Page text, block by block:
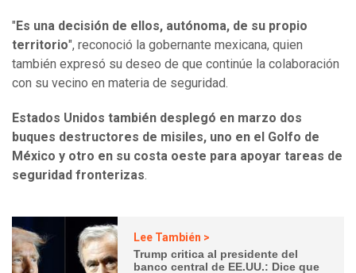
" Es una decisión de ellos, autónoma, de su propio
territorio", reconoció la gobernante mexicana, quien
también expresó su deseo de que continúe la colaboración
con su vecino en materia de seguridad.
Estados Unidos también desplegó en marzo dos
buques destructores de misiles, uno en el Golfo de
México y otro en su costa oeste para apoyar tareas de
seguridad fronterizas.
Lee También >
Trump critica al presidente del
banco central de EE.UU.: Dice que